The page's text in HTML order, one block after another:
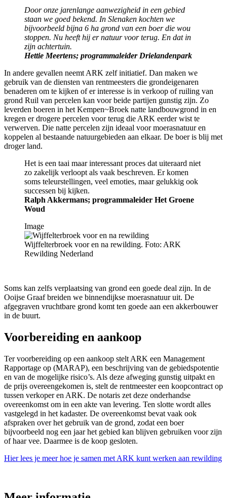
Door onze jarenlange aanwezigheid in een gebied
staan we goed bekend. In Slenaken kochten we
bijvoorbeeld bijna 6 ha grond van een boer die wou
stoppen. Nu heeft hij er natuur voor terug. En dat in
zijn achtertuin.
Hettie Meertens; programmaleider Drielandenpark
In andere gevallen neemt ARK zelf initiatief. Dan maken we
gebruik van de diensten van rentmeesters die grondeigenaren
benaderen om te kijken of er interesse is in verkoop of ruiling van
grond Ruil van percelen kan voor beide partijen gunstig zijn. Zo
leverden boeren in het Kempen~Broek natte landbouwgrond in en
kregen er drogere percelen voor terug die ARK eerder wist te
verwerven. Die natte percelen zijn ideaal voor moerasnatuur en
koppelen al bestaande natuurgebieden aan elkaar. De boer is blij met
droger land.
Het is een taai maar interessant proces dat uiteraard niet
zo zakelijk verloopt als vaak beschreven. Er komen
soms teleurstellingen, veel emoties, maar gelukkig ook
successen bij kijken.
Ralph Akkermans; programmaleider Het Groene
Woud
Image
Wijffelterbroek voor en na rewilding. Foto: ARK
Rewilding Nederland
Soms kan zelfs verplaatsing van grond een goede deal zijn. In de
Ooijse Graaf breiden we binnendijkse moerasnatuur uit. De
afgegraven vruchtbare grond komt ten goede aan een akkerbouwer
in de buurt.
Voorbereiding en aankoop
Ter voorbereiding op een aankoop stelt ARK een Management
Rapportage op (MARAP), een beschrijving van de gebiedspotentie
en van de mogelijke risico’s. Als deze afweging gunstig uitpakt en
de prijs overeengekomen is, stelt de rentmeester een koopcontract op
tussen verkoper en ARK. De notaris zet deze onderhandse
overeenkomst om in een akte van levering. Ten slotte wordt alles
vastgelegd in het kadaster. De overeenkomst bevat vaak ook
afspraken over het gebruik van de grond, zodat een boer
bijvoorbeeld nog een jaar het gebied kan blijven gebruiken voor zijn
of haar vee. Daarmee is de koop gesloten.
Hier lees je meer hoe je samen met ARK kunt werken aan rewilding